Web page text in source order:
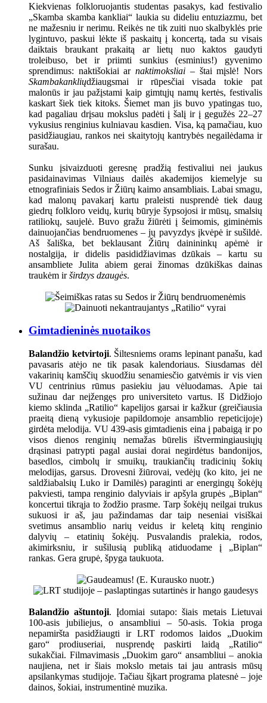
Kiekvienas folkloruojantis studentas pasakys, kad festivalio
„Skamba skamba kankliai“ laukia su dideliu entuziazmu, bet
ne mažesniu ir nerimu. Reikės ne tik zuiti nuo skalbyklės prie
lygintuvo, paskui lėkte iš paskaitų į koncertą, tada su visais
daiktais braukant prakaitą ar lietų nuo kaktos gaudyti
troleibuso, bet ir priimti sunkius (esminius!) gyvenimo
sprendimus: naktišokiai arnaktimoksliai – štai mįslė! Nors
Skambakankliųdžiaugsmai ir rūpesčiai visada tokie pat
malonūs ir jau pažįstami kaip gimtųjų namų kertės, festivalis
kaskart šiek tiek kitoks. Šiemet man jis buvo ypatingas tuo,
kad pagaliau drįsau mokslus padėti į šalį ir į gegužės 22–27
vykusius renginius kulniavau kasdien. Visa, ką pamačiau, kuo
pasidžiaugiau, rankos nei skaitytojų kantrybės negailėdama ir
surašau.
Sunku įsivaizduoti geresnę pradžią festivaliui nei jaukus
pasidainavimas Vilniaus dailės akademijos kiemelyje su
etnografiniais Sedos ir Žiūrų kaimo ansambliais. Labai smagu,
kad malonų pavakarį kartu praleisti nusprendė tiek daug
giedrų folkloro veidų, kurių būryje šypsojosi ir mūsų, smalsių
ratiliokų, saujelė. Buvo gražu žiūrėti į šeimomis, giminėmis
dainuojančias bendruomenes – jų pavyzdys įkvėpė ir sušildė.
Aš šališka, bet beklausant Žiūrų dainininkų apėmė ir
nostalgija, ir didelis pasididžiavimas dzūkais – kartu su
ansambliete Julita abiem gerai žinomas dzūkiškas dainas
traukėm irširdzys dzaugės.
Gimtadieninės nuotaikos
Balandžio ketvirtoji. Šiltesniems orams lepinant panašu, kad
pavasaris atėjo ne tik pasak kalendoriaus. Siusdamas dėl
vakarinių kamščių skuodžiu senamiesčio gatvėmis ir vis vien
VU centrinius rūmus pasiekiu jau vėluodamas. Apie tai
sužinau dar neįžengęs pro universiteto vartus. Iš Didžiojo
kiemo sklinda „Ratilio“ kapelijos garsai ir kažkur (greičiausia
praeitą dieną vykusioje papildomoje ansamblio repeticijoje)
girdėta melodija. VU 439-asis gimtadienis eina į pabaigą ir po
visos dienos renginių nemažas būrelis ištvermingiausiųjų
drąsinasi patrypti pagal ausiai dorai negirdėtus bandonijos,
basedlos, cimbolų ir smuikų, traukiančių tradicinių šokių
melodijas, garsus. Drovesni žiūrovai, vedėjų (ko kito, jei ne
saldžiabalsių Luko ir Damilės) paraginti ar energingų šokėjų
pakviesti, tampa renginio dalyviais ir apšyla grupės „Biplan“
koncertui tikrąja to žodžio prasme. Tarp šokėjų neilgai trukus
sukuosi ir aš, jau pažindamas dar taip neseniai visiškai
svetimus ansamblio narių veidus ir keletą kitų renginio
dalyvių – etatinių šokėjų. Pusvalandis pralekia, rodos,
akimirksniu, ir sušilusią publiką atiduodame į „Biplan“
rankas. Gera grupė, špyga taukuota.
Balandžio aštuntoji. Įdomiai sutapo: šiais metais Lietuvai
100-asis jubiliejus, o ansambliui – 50-asis. Tokia proga
nepamiršta pasidžiaugti ir LRT rodomos laidos „Duokim
garo“ prodiuseriai, nusprendę paskirti laidą „Ratilio“
sukakčiai. Filmavimasis „Duokim garo“ ansambliui – anokia
naujiena, net ir šiais mokslo metais tai jau antrasis mūsų
apsilankymas studijoje. Tačiau šįkart programa platesnė – joje
dainos, šokiai, instrumentinė muzika.